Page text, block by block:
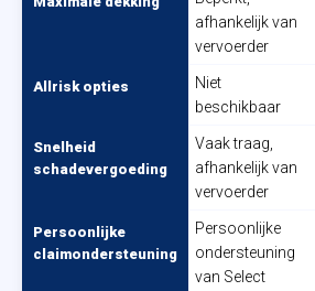
afhankelijk van
vervoerder
Allrisk opties
Niet
beschikbaar
Snelheid
schadevergoeding
Vaak traag,
afhankelijk van
vervoerder
Persoonlijke
claimondersteuning
Persoonlijke
ondersteuning
van Select